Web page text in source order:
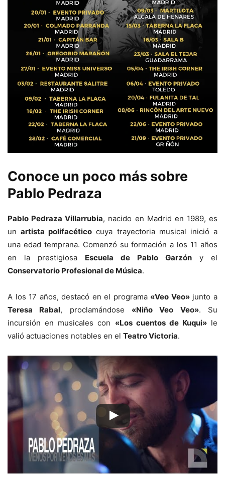
Conoce un poco más sobre
Pablo Pedraza
Pablo Pedraza Villarrubia, nacido en Madrid en 1989, es
unartista polifacético cuya trayectoria musical inició a
una edad temprana. Comenzó su formación a los 11 años
en la prestigiosa Escuela de Pablo Garzón y el
Conservatorio Profesional de Música.
A los 17 años, destacó en el programa «Veo Veo»junto a
Teresa Rabal, proclamándose «Niño Veo Veo». Su
incursión en musicales con «Los cuentos de Kuqui»le
valió actuaciones notables en el Teatro Victoria.